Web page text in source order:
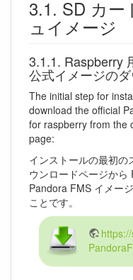
SD カー
ュイメージ
Raspberry
公式イメージの
The initial step for
download the official
for raspberry from the
page:
インストールの最初の
ウンロードページか
Pandora FMS イメー
ことです。